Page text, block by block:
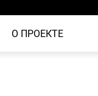
О ПРОЕКТЕ